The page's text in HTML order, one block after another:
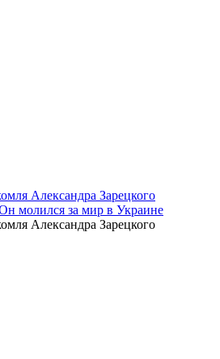
Александра Зарецкого
молился за мир в Украине
Александра Зарецкого